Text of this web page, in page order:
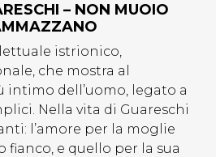
– NON MUOIO
istrionico,
che mostra al
dell’uomo, legato a
Nella vita di Guareschi
l’amore per la moglie
fianco, e quello per la sua